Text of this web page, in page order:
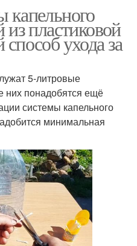
капельного
пластиковой
ухода за
5-литровые
них понадобятся ещё
системы капельного
минимальная